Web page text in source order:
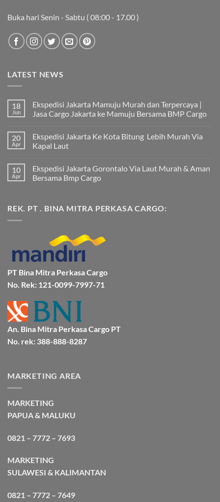
Buka hari Senin - Sabtu ( 08:00 - 17.00 )
LATEST NEWS
18
Jun
Ekspedisi Jakarta Mamuju Murah dan Terpercaya |
Jasa Cargo Jakarta ke Mamuju Bersama BMP Cargo
komentar
pada
Ekspedisi
Murah
dan
Terpercaya
Jakarta
ke
20
Apr
Ekspedisi Jakarta Ke Kota Bitung Lebih Murah Via
Kapal Laut
komentar
pada
Ekspedisi
Bitung
Lebih
10
Apr
Ekspedisi Jakarta Gorontalo Via Laut Murah & Aman
Bersama Bmp Cargo
pada
Ekspedisi
&
Aman
Bmp
Cargo
REK. PT . BINA MITRA PERKASA CARGO:
PT Bina Mitra Perkasa Cargo
No. Rek: 121-0099-7997-71
An. Bina Mitra Perkasa Cargo PT
No. rek: 388-888-8287
MARKETING AREA
MARKETING
PAPUA & MALUKU
0821 – 7772 – 7693
MARKETING
SULAWESI & KALIMANTAN
0821 – 7772 – 7649